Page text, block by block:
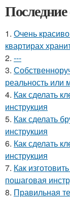
Последние
1. Очень
квартирах
2. ---
3.
реальность или
4. Как сделать
инструкция
5. Как сделать
инструкция
6. Как сделать
инструкция
7. Как
пошаговая
8. Правильная